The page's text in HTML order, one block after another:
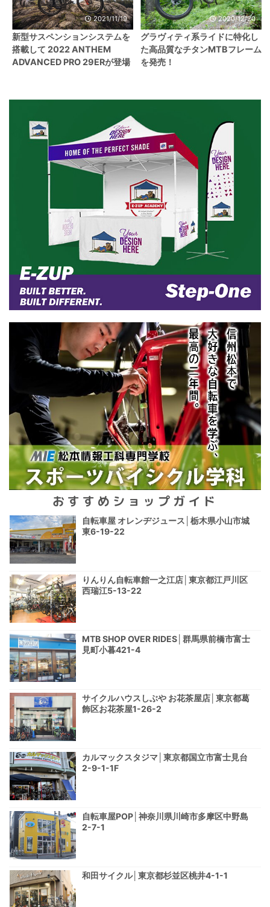
2021/11/19
新型サスペンションシステムを
搭載して 2022 ANTHEM
ADVANCED PRO 29ERが登場
2020/12/20
グラヴィティ系ライドに特化し
た高品質なチタンMTBフレーム
を発売！
おすすめショップガイド
自転車屋 オレンヂジュース│栃木県小山市城
東6-19-22
りんりん自転車館一之江店│東京都江戸川区
西瑞江5-13-22
MTB SHOP OVER RIDES│群馬県前橋市富士
見町小暮421-4
サイクルハウスしぶや お花茶屋店│東京都葛
飾区お花茶屋1-26-2
カルマックスタジマ│東京都国立市富士見台
2-9-1-1F
自転車屋POP│神奈川県川崎市多摩区中野島
2-7-1
和田サイクル│東京都杉並区桃井4-1-1